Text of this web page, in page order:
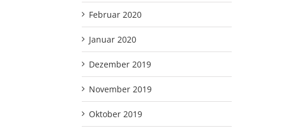
Februar 2020
Januar 2020
Dezember 2019
November 2019
Oktober 2019